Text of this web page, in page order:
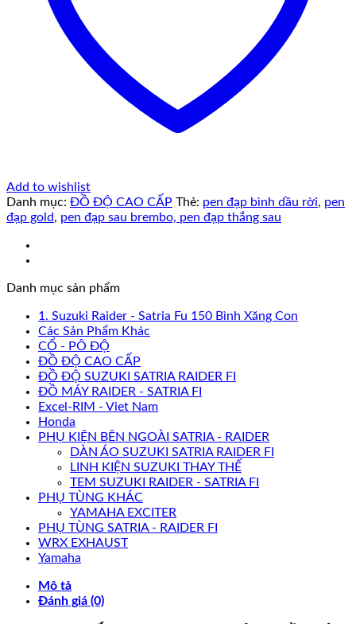
Add to wishlist
Danh mục: ĐỒ ĐỘ CAO CẤP Thẻ: pen đạp bình dầu rời, pen
đạp gold, pen đạp sau brembo, pen đạp thắng sau
Danh mục sản phẩm
1. Suzuki Raider - Satria Fu 150 Bình Xăng Con
Các Sản Phẩm Khác
CỔ - PÔ ĐỘ
ĐỒ ĐỘ CAO CẤP
ĐỒ ĐỘ SUZUKI SATRIA RAIDER FI
ĐỒ MÁY RAIDER - SATRIA FI
Excel-RIM - Viet Nam
Honda
PHỤ KIỆN BÊN NGOÀI SATRIA - RAIDER
DÀN ÁO SUZUKI SATRIA RAIDER FI
LINH KIỆN SUZUKI THAY THẾ
TEM SUZUKI RAIDER - SATRIA FI
PHỤ TÙNG KHÁC
YAMAHA EXCITER
PHỤ TÙNG SATRIA - RAIDER FI
WRX EXHAUST
Yamaha
Mô tả
Đánh giá (0)